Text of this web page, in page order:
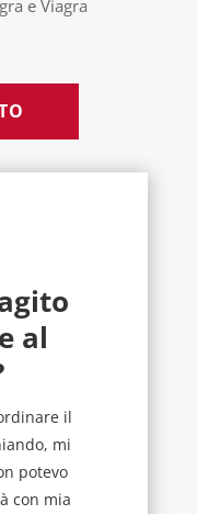
e Viagra
al
il
mi
potevo
con mia